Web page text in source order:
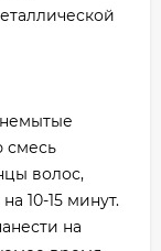
смесь
волос,
10-15 минут.
на